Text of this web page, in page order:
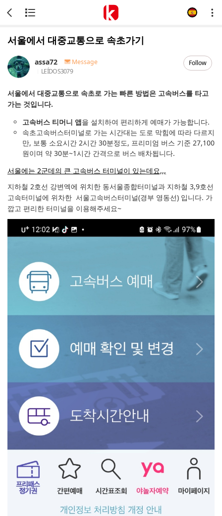
서울에서 대중교통으로 속초가기
assa72
Message
LEÍDOS3079
Follow
서울에서 대중교통으로 속초로 가는 빠른 방법은 고속버스를 타고
가는 것입니다.
고속버스 티머니 앱을 설치하여 편리하게 예매가 가능합니다.
속초고속버스터미널로 가는 시간대는 도로 막힘에 따라 다르지
만, 보통 소요시간 2시간 30분정도, 프리미엄 버스 기준 27,100
원이며 약 30분~1시간 간격으로 버스 배차됩니다.
서울에는 2군데의 큰 고속버스 터미널이 있는데요,,,
지하철 2호선 강변엑에 위치한 동서울종합터미널과 지하철 3,9호선
고속터미널에 위차한 서울고속버스터미널(경부 영동선) 입니다. 가
깝고 편리한 터미널을 이용해주세요~